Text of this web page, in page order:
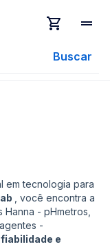
Buscar
em tecnologia para
, você encontra a
- pHmetros,
-
e